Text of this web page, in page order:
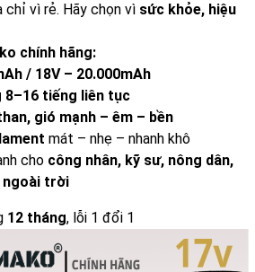
chỉ vì rẻ. Hãy chọn vì sức khỏe, hiệu
chính hãng:
/ 18V – 20.000mAh
8–16 tiếng liên tục
gió mạnh – êm – bền
mát – nhẹ – nhanh khô
cho công nhân, kỹ sư, nông dân,
ngoài trời
12 tháng, lỗi 1 đổi 1